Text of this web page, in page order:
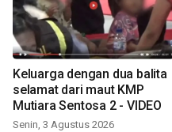
Keluarga dengan dua balita
selamat dari maut KMP
Mutiara Sentosa 2 - VIDEO
Senin, 3 Agustus 2026